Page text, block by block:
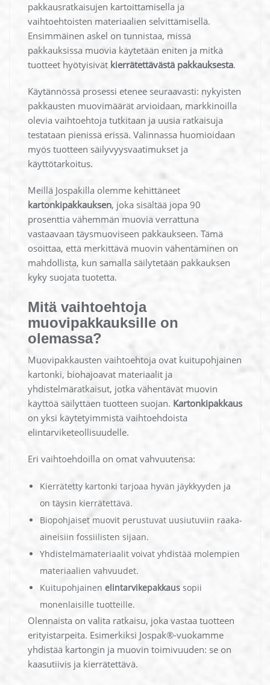
pakkausratkaisujen kartoittamisella ja
vaihtoehtoisten materiaalien selvittämisellä.
Ensimmäinen askel on tunnistaa, missä
pakkauksissa muovia käytetään eniten ja mitkä
tuotteet hyötyisivät kierrätettävästä pakkauksesta.
Käytännössä prosessi etenee seuraavasti: nykyisten
pakkausten muovimäärät arvioidaan, markkinoilla
olevia vaihtoehtoja tutkitaan ja uusia ratkaisuja
testataan pienissä erissä. Valinnassa huomioidaan
myös tuotteen säilyvyysvaatimukset ja
käyttötarkoitus.
Meillä Jospakilla olemme kehittäneet
kartonkipakkauksen, joka sisältää jopa 90
prosenttia vähemmän muovia verrattuna
vastaavaan täysmuoviseen pakkaukseen. Tämä
osoittaa, että merkittävä muovin vähentäminen on
mahdollista, kun samalla säilytetään pakkauksen
kyky suojata tuotetta.
Mitä vaihtoehtoja
muovipakkauksille on
olemassa?
Muovipakkausten vaihtoehtoja ovat kuitupohjainen
kartonki, biohajoavat materiaalit ja
yhdistelmäratkaisut, jotka vähentävät muovin
käyttöä säilyttäen tuotteen suojan. Kartonkipakkaus
on yksi käytetyimmistä vaihtoehdoista
elintarviketeollisuudelle.
Eri vaihtoehdoilla on omat vahvuutensa:
Kierrätetty kartonki tarjoaa hyvän jäykkyyden ja
on täysin kierrätettävä.
Biopohjaiset muovit perustuvat uusiutuviin raaka-
aineisiin fossiilisten sijaan.
Yhdistelmämateriaalit voivat yhdistää molempien
materiaalien vahvuudet.
Kuitupohjainen elintarvikepakkaus sopii
monenlaisille tuotteille.
Olennaista on valita ratkaisu, joka vastaa tuotteen
erityistarpeita. Esimerkiksi Jospak®-vuokamme
yhdistää kartongin ja muovin toimivuuden: se on
kaasutiivis ja kierrätettävä.